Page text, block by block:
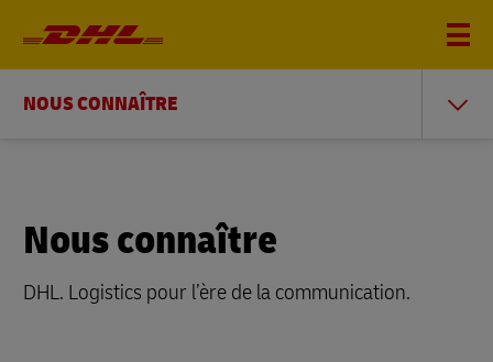
NOUS CONNAÎTRE
Nous connaître
DHL. Logistics pour l’ère de la communication.